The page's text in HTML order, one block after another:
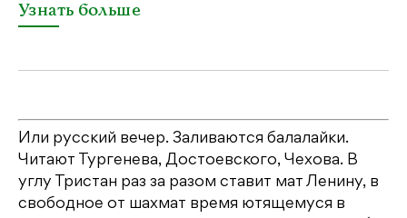
Узнать больше
Или русский вечер. Заливаются балалайки.
Читают Тургенева, Достоевского, Чехова. В
углу Тристан раз за разом ставит мат Ленину, в
свободное от шахмат время ютящемуся в